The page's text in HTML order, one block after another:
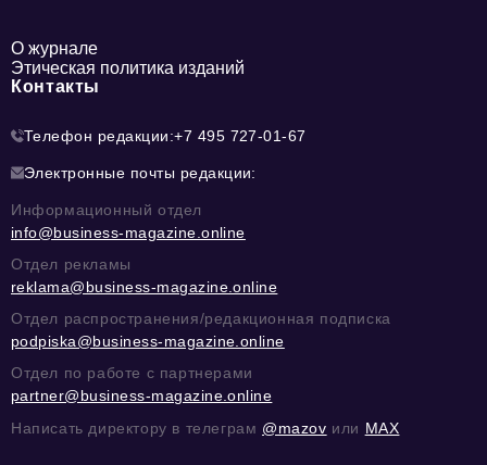
О журнале
Этическая политика изданий
Контакты
Телефон редакции:+7 495 727-01-67
Электронные почты редакции:
Информационный отдел
info@business-magazine.online
Отдел рекламы
reklama@business-magazine.online
Отдел распространения/редакционная подписка
podpiska@business-magazine.online
Отдел по работе с партнерами
partner@business-magazine.online
Написать директору в телеграм @mazov или MAX